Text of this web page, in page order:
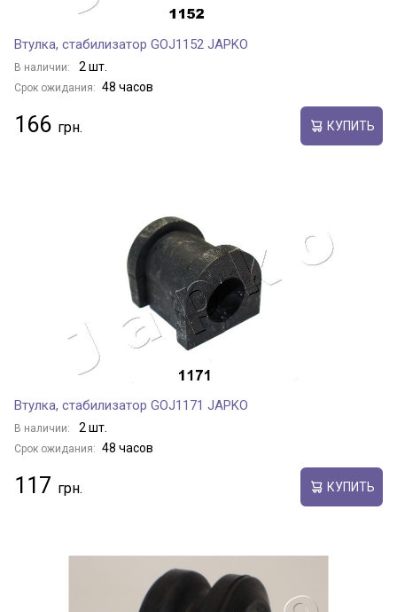
Втулка, стабилизатор GOJ1152 JAPKO
В наличии: 2 шт.
Срок ожидания: 48 часов
166 КУПИТЬ
Втулка, стабилизатор GOJ1171 JAPKO
В наличии: 2 шт.
Срок ожидания: 48 часов
117 КУПИТЬ